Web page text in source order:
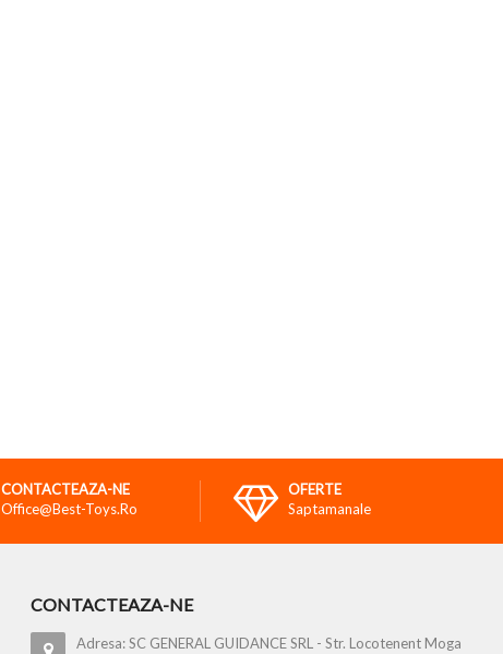
CONTACTEAZA-NE
Office@best-Toys.ro
OFERTE
Saptamanale
CONTACTEAZA-NE
Adresa: SC GENERAL GUIDANCE SRL - Str. Locotenent Moga